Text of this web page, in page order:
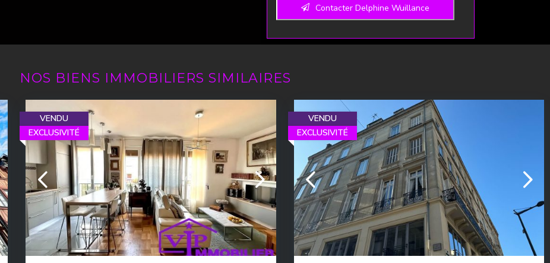
Website
Contacter Delphine Wuillance
NOS BIENS IMMOBILIERS SIMILAIRES
VENDU
EXCLUSIVITÉ
VENDU
EXCLUSIVITÉ